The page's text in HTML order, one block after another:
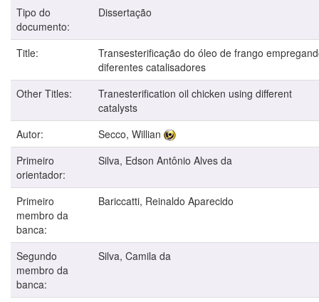
Tipo do
documento:
Dissertação
Title:
Transesterificação do óleo de frango
diferentes catalisadores
Other Titles:
Tranesterification oil chicken using different
catalysts
Autor:
Secco, Willian
Primeiro
orientador:
Silva, Edson Antônio Alves da
Primeiro
membro da
banca:
Bariccatti, Reinaldo Aparecido
Segundo
membro da
banca:
Silva, Camila da